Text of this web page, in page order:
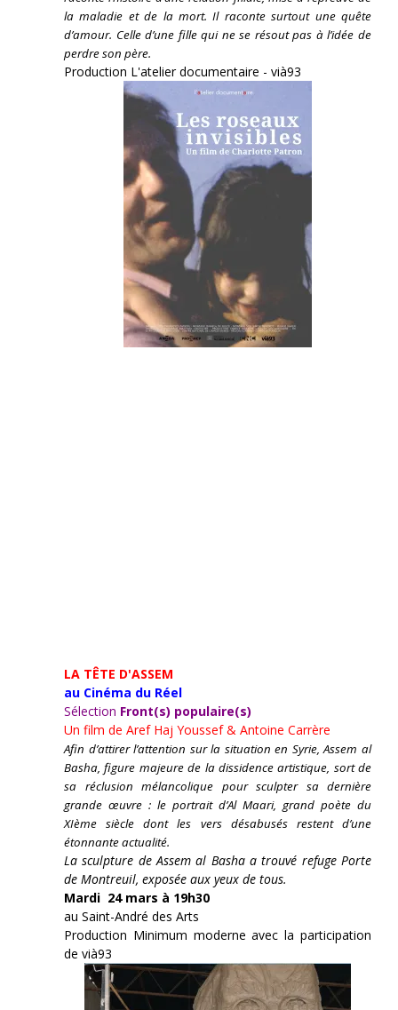
la maladie et de la mort. Il raconte surtout une quête
d’amour. Celle d’une fille qui ne se résout pas à l’idée de
perdre son père.
Production L'atelier documentaire - vià93
LA TÊTE D'ASSEM
au Cinéma du Réel
Sélection Front(s) populaire(s)
Un film de Aref Haj Youssef & Antoine Carrère
Afin d’attirer l’attention sur la situation en Syrie, Assem al
Basha, figure majeure de la dissidence artistique, sort de
sa réclusion mélancolique pour sculpter sa dernière
grande œuvre : le portrait d’Al Maari, grand poète du
XIème siècle dont les vers désabusés restent d’une
étonnante actualité.
La sculpture de Assem al Basha a trouvé refuge Porte
de Montreuil, exposée aux yeux de tous.
Mardi 24 mars à 19h30
au Saint-André des Arts
Production Minimum moderne avec la participation
de vià93